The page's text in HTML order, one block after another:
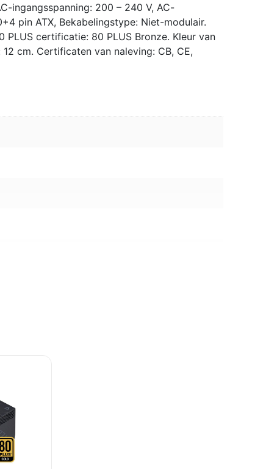
Bronze
ATX
PSU
|
ingangsspanning: 200 – 240 V, AC-
pin ATX, Bekabelingstype: Niet-modulair.
PLUS certificatie: 80 PLUS Bronze. Kleur van
cm. Certificaten van naleving: CB, CE,